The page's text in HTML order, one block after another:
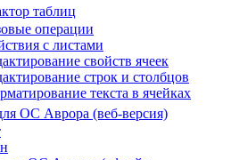
таблиц
операции
с листами
свойств ячеек
строк и столбцов
текста в ячейках
ОС Аврора (веб-версия)